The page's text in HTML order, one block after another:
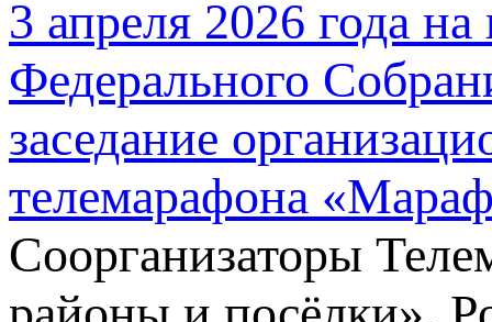
3 апреля 2026 года
Федерального
заседание
телемарафона
Соорганизаторы